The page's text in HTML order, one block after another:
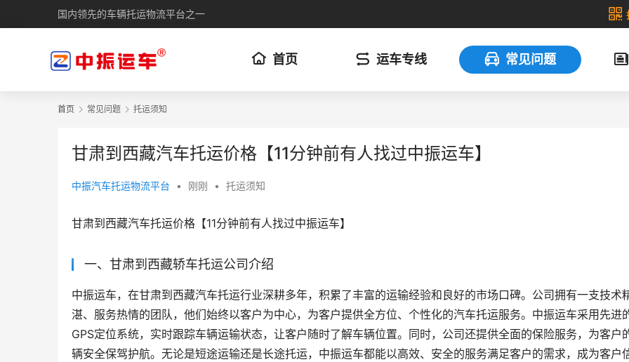
国内领先的车辆托运物流平台之一
首页 运车专线 常见问题
首页 常见问题 托运须知
甘肃到西藏汽车托运价格【11分钟前有人找过中振运车】
中振汽车托运物流平台 • 刚刚 • 托运须知
甘肃到西藏汽车托运价格【11分钟前有人找过中振运车】
一、甘肃到西藏轿车托运公司介绍
中振运车，在甘肃到西藏汽车托运行业深耕多年，积累了丰富的运输经验和良好的市场口碑。公司拥有一支技术
湛、服务热情的团队，他们始终以客户为中心，为客户提供全方位、个性化的汽车托运服务。中振运车采用先进
GPS定位系统，实时跟踪车辆运输状态，让客户随时了解车辆位置。同时，公司还提供全面的保险服务，为客户
辆安全保驾护航。无论是短途运输还是长途托运，中振运车都能以高效、安全的服务满足客户的需求，成为客户